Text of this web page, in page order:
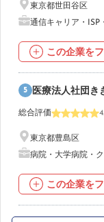
東京都世田谷区
通信キャリア・ISP
この企業を
5 医療法人社団き
総合評価
東京都豊島区
病院・大学病院・
この企業を